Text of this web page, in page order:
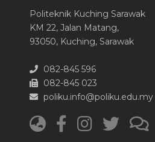
Politeknik Kuching Sarawak
KM 22, Jalan Matang,
93050, Kuching, Sarawak
082-845 596
082-845 023
poliku.info@poliku.edu.my